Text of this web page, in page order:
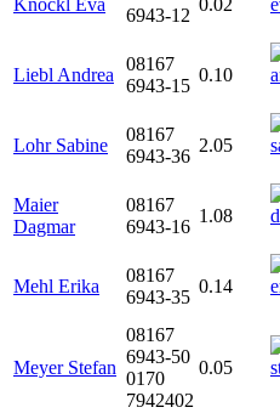
Knöckl Eva
6943-12
0.02
Liebl Andrea
08167
6943-15
0.10
Lohr Sabine
08167
6943-36
2.05
Maier
Dagmar
08167
6943-16
1.08
Mehl Erika
08167
6943-35
0.14
Meyer Stefan
08167
6943-50
0170
7942402
0.05